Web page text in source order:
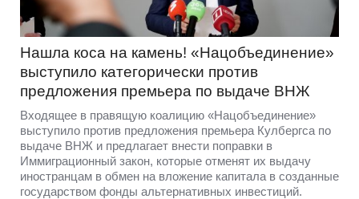
Нашла коса на камень! «Нацобъединение»
выступило категорически против
предложения премьера по выдаче ВНЖ
Входящее в правящую коалицию «Нацобъединение»
выступило против предложения премьера Кулбергса по
выдаче ВНЖ и предлагает внести поправки в
Иммиграционный закон, которые отменят их выдачу
иностранцам в обмен на вложение капитала в созданные
государством фонды альтернативных инвестиций.